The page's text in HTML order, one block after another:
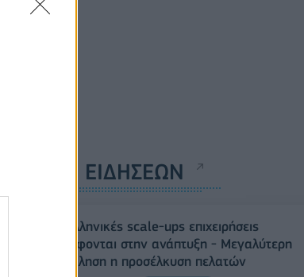
ΡΟΗ ΕΙΔΗΣΕΩΝ
Οι ελληνικές scale-ups επιχειρήσεις
στρέφονται στην ανάπτυξη - Μεγαλύτερη
πρόκληση η προσέλκυση πελατών